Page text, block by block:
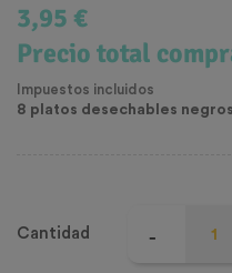
3,95 €
Precio total
Impuestos incluidos
8 platos desechables
Cantidad